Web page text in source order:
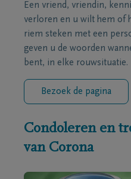
Een vriend, vriendin,
verloren en u wilt hem of
riem steken met een
geven u de woorden
bent, in elke rouwsituatie.
Bezoek de pagina
Condoleren en
van Corona